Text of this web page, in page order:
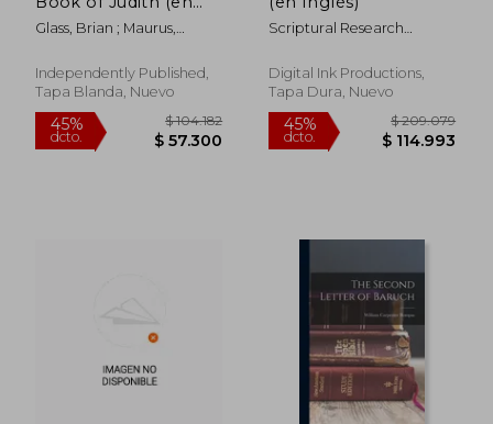
45%
Inglés)
Glass, Brian ; Maurus,
Independently Published,
Tapa Blanda, Nuevo
Scriptural Research
Digital Ink Productions,
Tapa Dura, Nuevo